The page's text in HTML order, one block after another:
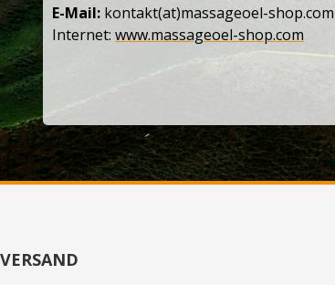
E-Mail: kontakt(at)massageoel-shop.com
Internet: www.massageoel-shop.com
VERSAND